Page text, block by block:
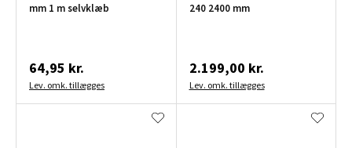
mm 1 m selvklæb
64,95 kr.
Lev. omk. tillægges
240 2400 mm
2.199,00 kr.
Lev. omk. tillægges